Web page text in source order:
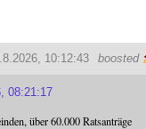
boosted
10:12:43
08:21:17
über 60.000 Ratsanträge